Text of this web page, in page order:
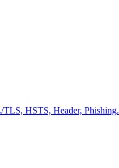
TLS, HSTS, Header, Phishing.